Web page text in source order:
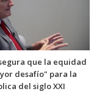
que la equidad
desafío" para la
del siglo XXI